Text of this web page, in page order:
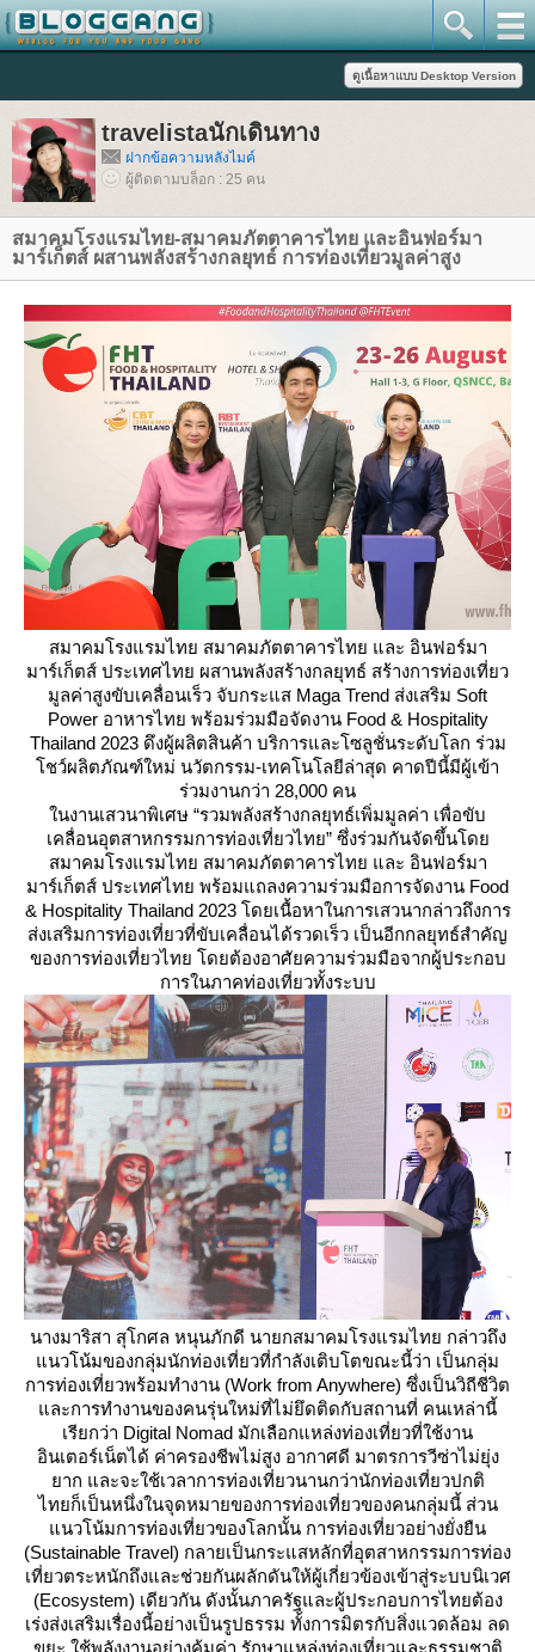
travelistaนักเดินทาง
ฝากข้อความหลังไมค์
ผู้ติดตามบล็อก : 25 คน
สมาคมโรงแรมไทย-สมาคมภัตตาคารไทย และอินฟอร์มา
มาร์เก็ตส์ ผสานพลังสร้างกลยุทธ์ การท่องเที่ยวมูลค่าสูง
สมาคมโรงแรมไทย สมาคมภัตตาคารไทย และ อินฟอร์มา
มาร์เก็ตส์ ประเทศไทย ผสานพลังสร้างกลยุทธ์ สร้างการท่องเที่ยว
มูลค่าสูงขับเคลื่อนเร็ว จับกระแส Maga Trend ส่งเสริม Soft
Power อาหารไทย พร้อมร่วมมือจัดงาน Food & Hospitality
Thailand 2023 ดึงผู้ผลิตสินค้า บริการและโซลูชั่นระดับโลก ร่วม
ชว์ผลิตภัณฑ์ใหม่ นวัตกรรม-เทคโนโลยีล่าสุด คาดปีนี้มีผู้เข้า
ร่วมงานกว่า 28,000 คน
นงานเสวนาพิเศษ “รวมพลังสร้างกลยุทธ์เพิ่มมูลค่า เพื่อขับ
เคลื่อนอุตสาหกรรมการท่องเที่ยวไทย” ซึ่งร่วมกันจัดขึ้นโด
สมาคมโรงแรมไทย สมาคมภัตตาคารไทย และ อินฟอร์มา
มาร์เก็ตส์ ประเทศไทย พร้อมแถลงความร่วมมือการจัดงาน Food
& Hospitality Thailand 2023 โดยเนื้อหาในการเสวนากล่าวถึงการ
ส่งเสริมการท่องเที่ยวที่ขับเคลื่อนได้รวดเร็ว เป็นอีกกลยุทธ์สำคัญ
ของการท่องเที่ยวไทย โดยต้องอาศัยความร่วมมือจากผู้ประกอบ
การในภาคท่องเที่ยวทั้งระบบ
นางมาริสา สุโกศล หนุนภักดี นายกสมาคมโรงแรมไทย กล่าวถึง
นวโน้มของกลุ่มนักท่องเที่ยวที่กำลังเติบโตขณะนี้ว่า เป็นกลุ่ม
การท่องเที่ยวพร้อมทำงาน (Work from Anywhere) ซึ่งเป็นวิถีชีวิต
ละการทำงานของคนรุ่นใหม่ที่ไม่ยึดติดกับสถานที่ คนเหล่านี้
เรียกว่า Digital Nomad มักเลือกแหล่งท่องเที่ยวที่ใช้งาน
อินเตอร์เน็ตได้ ค่าครองชีพไม่สูง อากาศดี มาตรการวีซ่าไม่ยุ่ง
าก และจะใช้เวลาการท่องเที่ยวนานกว่านักท่องเที่ยวปกติ
ไทยก็เป็นหนึ่งในจุดหมายของการท่องเที่ยวของคนกลุ่มนี้ ส่วน
นวโน้มการท่องเที่ยวของโลกนั้น การท่องเที่ยวอย่างยั่งยืน
(Sustainable Travel) กลายเป็นกระแสหลักที่อุตสาหกรรมการท่อง
เที่ยวตระหนักถึงและช่วยกันผลักดันให้ผู้เกี่ยวข้องเข้าสู่ระบบนิเวศ
(Ecosystem) เดียวกัน ดังนั้นภาครัฐและผู้ประกอบการไทยต้อง
เร่งส่งเสริมเรื่องนี้อย่างเป็นรูปธรรม ทั้งการมิตรกับสิ่งแวดล้อม ลด
ขยะ ใช้พลังงานอย่างคุ้มค่า รักษาแหล่งท่องเที่ยวและธรรมชาติ